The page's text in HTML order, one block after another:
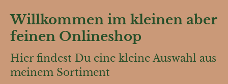
Willkommen im kleinen aber
feinen Onlineshop
Hier findest Du eine kleine Auswahl aus
meinem Sortiment